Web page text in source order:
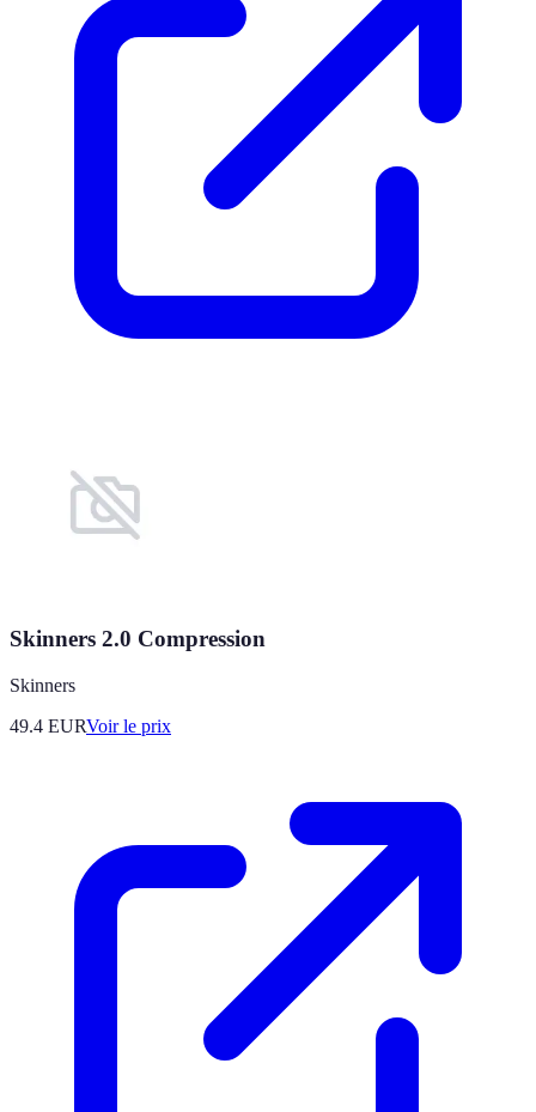
Skinners 2.0 Compression
Skinners
49.4 EURVoir le prix